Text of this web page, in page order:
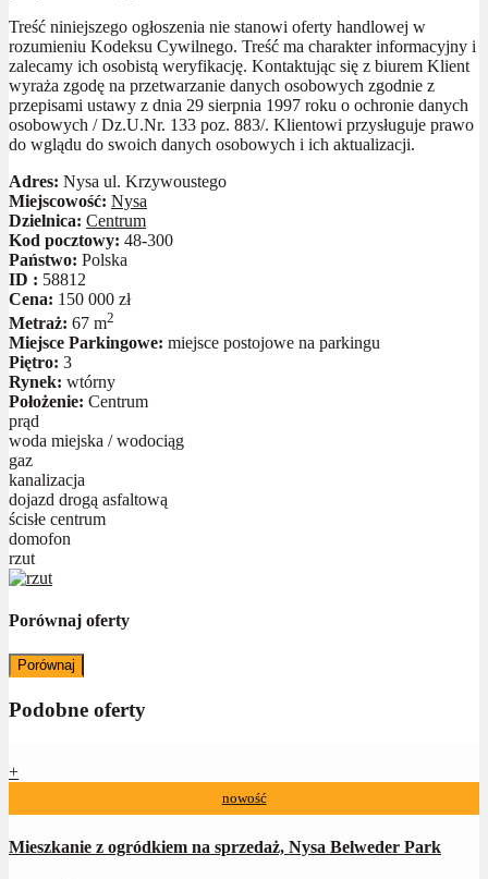
Treść niniejszego ogłoszenia nie stanowi oferty handlowej w
rozumieniu Kodeksu Cywilnego. Treść ma charakter informacyjny i
zalecamy ich osobistą weryfikację. Kontaktując się z biurem Klient
wyraża zgodę na przetwarzanie danych osobowych zgodnie z
przepisami ustawy z dnia 29 sierpnia 1997 roku o ochronie danych
osobowych / Dz.U.Nr. 133 poz. 883/. Klientowi przysługuje prawo
do wglądu do swoich danych osobowych i ich aktualizacji.
Adres: Nysa ul. Krzywoustego
Miejscowość: Nysa
Dzielnica: Centrum
Kod pocztowy: 48-300
Państwo: Polska
ID : 58812
Cena: 150 000 zł
Metraż: 67 m2
Miejsce Parkingowe: miejsce postojowe na parkingu
Piętro: 3
Rynek: wtórny
Położenie: Centrum
prąd
woda miejska / wodociąg
gaz
kanalizacja
dojazd drogą asfaltową
ścisłe centrum
domofon
rzut
Porównaj oferty
Porównaj
Podobne oferty
+
nowość
Mieszkanie z ogródkiem na sprzedaż, Nysa Belweder Park